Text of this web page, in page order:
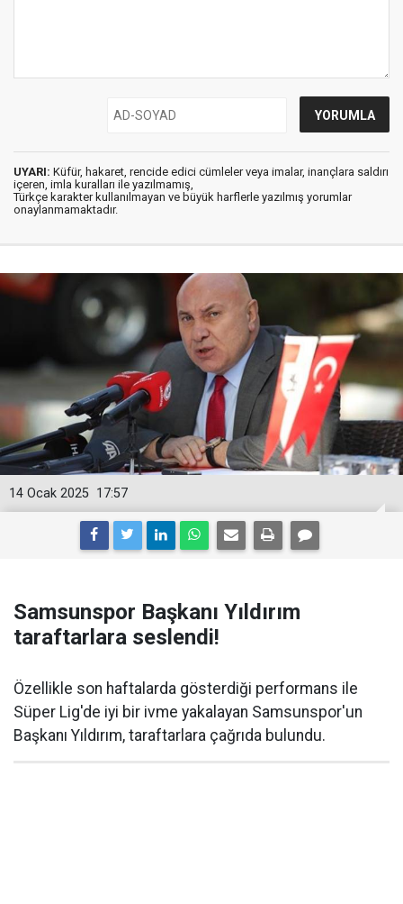
UYARI: Küfür, hakaret, rencide edici cümleler veya imalar, inançlara saldırı
içeren, imla kuralları ile yazılmamış,
Türkçe karakter kullanılmayan ve büyük harflerle yazılmış yorumlar
onaylanmamaktadır.
17:57
14 Ocak 2025
Samsunspor Başkanı Yıldırım
taraftarlara seslendi!
Özellikle son haftalarda gösterdiği performans ile
Süper Lig'de iyi bir ivme yakalayan Samsunspor'un
Başkanı Yıldırım, taraftarlara çağrıda bulundu.